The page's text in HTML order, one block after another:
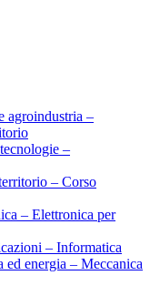
agroindustria –
–
– Corso
– Elettronica per
– Informatica
ed energia – Meccanica